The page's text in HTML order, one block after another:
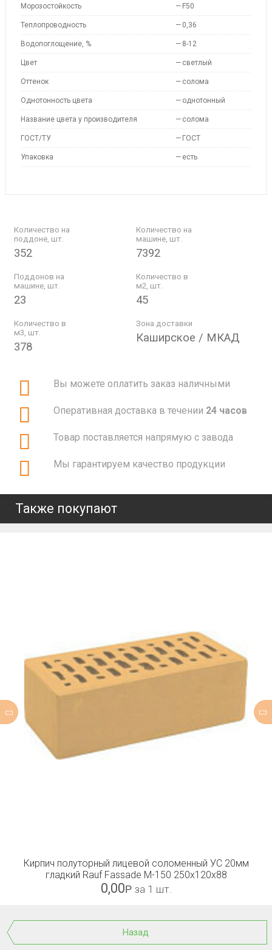
Морозостойкость — F50
Теплопроводность — 0,36
Водопоглощение, % — 8-12
Цвет — светлый
Оттенок — солома
Однотонность цвета — однотонный
Название цвета у производителя — солома
ГОСТ/ТУ — ГОСТ
Упаковка — есть
Количество на
поддоне, шт.
352
Количество на
машине, шт.
7392
Поддонов на
машине, шт.
23
Количество в
м2, шт.
45
Количество в
м3, шт.
378
Зона доставки
Каширское / МКАД
Вы можете оплатить заказ наличными
Оперативная доставка в течении 24 часов
Товар поставляется напрямую с завода
Мы гарантируем качество продукции
Также покупают
Кирпич полуторный лицевой соломенный УС 20мм
гладкий Rauf Fassade М-150 250x120x88
0,00Р за 1 шт.
Назад